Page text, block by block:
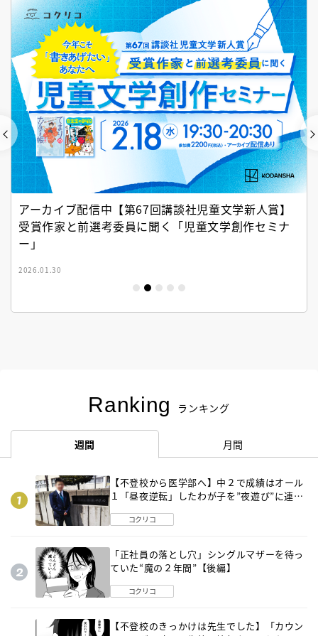
アーカイブ配信中【第67回講談社児童文学新人賞】
受賞作家と前選考委員に聞く「児童文学創作セミナ
ー」
2026.01.30
Ranking ランキング
週間 月間
【不登校から医学部へ】中２で成績はオール
１「昼夜逆転」したわが子を”夜遊び”に連れ
コクリコ
「正社員の落とし穴」シングルマザーを待っ
ていた“魔の２年間”【後編】
コクリコ
【不登校のきっかけは先生でした】「カウン